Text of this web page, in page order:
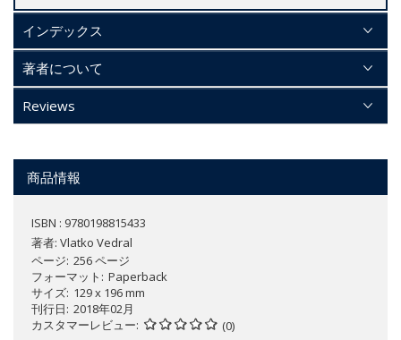
インデックス
著者について
Reviews
商品情報
ISBN : 9780198815433
著者: Vlatko Vedral
ページ 256 ページ
フォーマット
Paperback
サイズ 129 x 196 mm
刊行日 2018年02月
カスタマーレビュー
(0)